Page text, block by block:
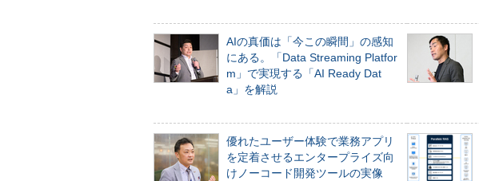
AIの真価は「今この瞬間」の感知
にある。「Data Streaming Platfor
m」で実現する「AI Ready Dat
a」を解説
優れたユーザー体験で業務アプリ
を定着させるエンタープライズ向
けノーコード開発ツールの実像